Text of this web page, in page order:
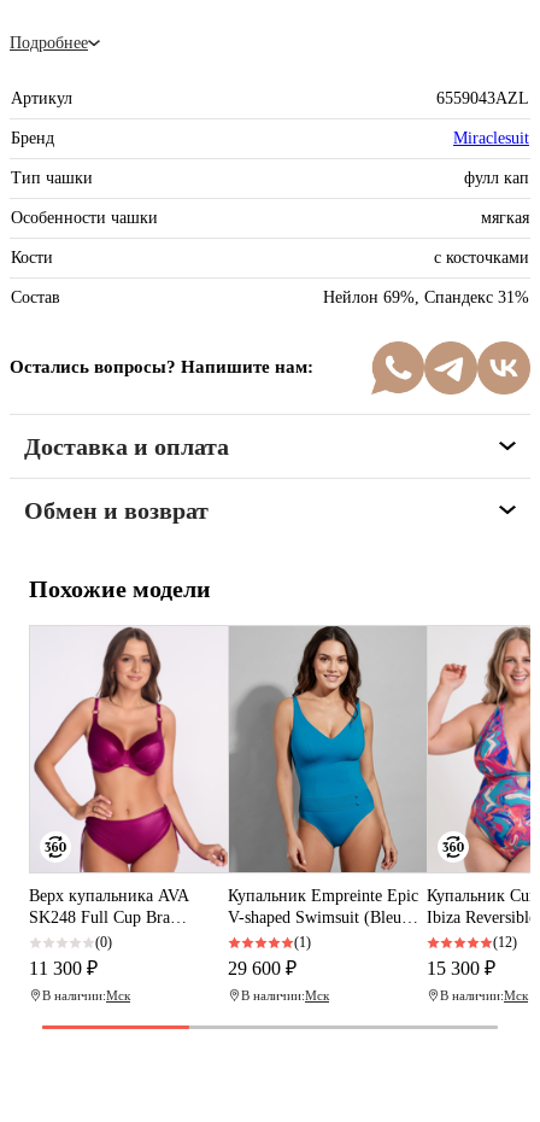
Подробнее
Артикул 6559043AZL
Бренд Miraclesuit
Тип чашки фулл кап
Особенности чашки мягкая
Кости с косточками
Состав Нейлон 69%, Спандекс 31%
Остались вопросы? Напишите нам:
Доставка и оплата
Обмен и возврат
Похожие модели
Верх купальника AVA
SK248 Full Cup Bra
(Magenta)(0)
11 300 ₽
В наличии:Мск
Купальник Empreinte Epic
V-shaped Swimsuit (Bleu
Archipel)(1)
29 600 ₽
В наличии:Мск
Купальник
Ibiza
Multiwy
Mix)
(12)
15 300 ₽
В наличии:Мск